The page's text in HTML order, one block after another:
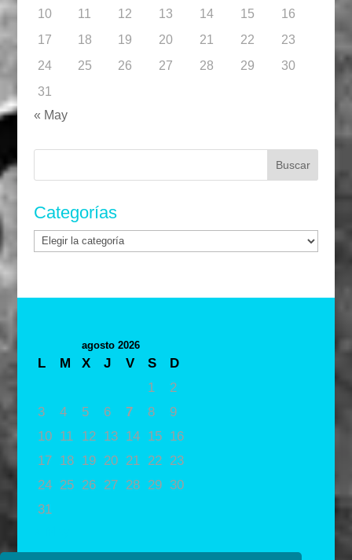
10
11 12 13 14 15
16
17
18 19 20 21 22
23
24
25 26 27 28 29
30
31
« May
Categorías
Categorías
agosto 2026
L M X J V S
D
1
2
3
4 5 6 7 8
9
10
11 12 13 14 15
16
17
18 19 20 21 22
23
24
25 26 27 28 29 30
31